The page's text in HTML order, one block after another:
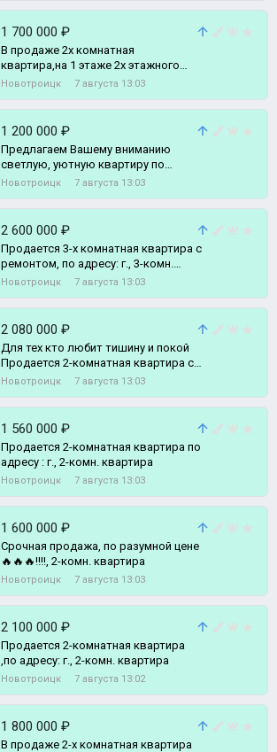
1 700 000 ₽
В продаже 2х комнатная
квартира,на 1 этаже 2х этажного
дома,по адресу г., 2-комн. квартира
Новотроицк 7 августа 13:03
1 200 000 ₽
Предлагаем Вашему вниманию
светлую, уютную квартиру по
приемлемой цене • г., 1-комн.
Новотроицк 7 августа 13:03
2 600 000 ₽
Продается 3-х комнатная квартира с
ремонтом, по адресу: г., 3-комн.
квартира
Новотроицк 7 августа 13:03
2 080 000 ₽
Для тех кто любит тишину и покой
Продается 2-комнатная квартира с
раздельными ходами в тихом
Новотроицк 7 августа 13:03
1 560 000 ₽
Продается 2-комнатная квартира по
адресу : г., 2-комн. квартира
Новотроицк 7 августа 13:03
1 600 000 ₽
Срочная продажа, по разумной цене
🔥🔥🔥!!!!, 2-комн. квартира
Новотроицк 7 августа 13:03
2 100 000 ₽
Продается 2-комнатная квартира
,по адресу: г., 2-комн. квартира
Новотроицк 7 августа 13:02
1 800 000 ₽
В продаже 2-х комнатная квартира